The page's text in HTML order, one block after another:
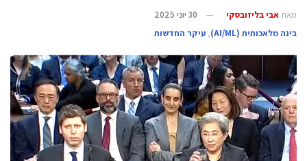
מאת אבי בליזובסקי
30 יוני 2025
בינה מלאכותית (AI/ML)
, עיקר החדשות